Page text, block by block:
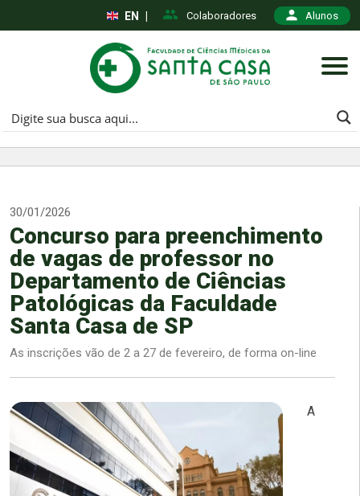
Colaboradores Alunos
EN
30/01/2026
Concurso para preenchimento
de vagas de professor no
Departamento de Ciências
Patológicas da Faculdade
Santa Casa de SP
As inscrições vão de 2 a 27 de fevereiro, de forma on-line
A